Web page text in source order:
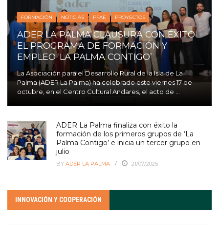
FORMACIÓN NOTICIAS PFAE PROYECTOS
ADER LA PALMA CLAUSURA CON ÉXITO
EL PROGRAMA DE FORMACIÓN Y
EMPLEO ‘LA PALMA CONTIGO’
La Asociación para el Desarrollo Rural de la Isla de La
Palma (ADER La Palma) ha celebrado este viernes 17 de
octubre, en el Centro Cultural Andares, el acto de ...
ADER La Palma finaliza con éxito la
formación de los primeros grupos de ‘La
Palma Contigo’ e inicia un tercer grupo en
julio
BY ADER LA PALMA 21/07/2025
INNOVACIÓN Y COOPERACIÓN